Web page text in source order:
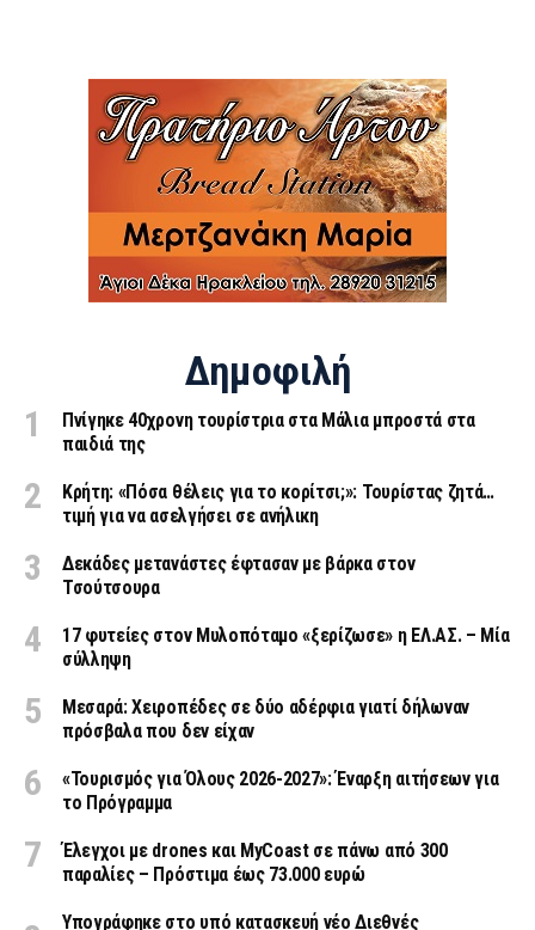
Δημοφιλή
Πνίγηκε 40χρονη τουρίστρια στα Μάλια μπροστά στα
παιδιά της
Κρήτη: «Πόσα θέλεις για το κορίτσι;»: Τουρίστας ζητά…
τιμή για να ασελγήσει σε ανήλικη
Δεκάδες μετανάστες έφτασαν με βάρκα στον
Τσούτσουρα
17 φυτείες στον Μυλοπόταμο «ξερίζωσε» η ΕΛ.ΑΣ. – Μία
σύλληψη
Μεσαρά: Χειροπέδες σε δύο αδέρφια γιατί δήλωναν
πρόσβαλα που δεν είχαν
«Τουρισμός για Όλους 2026-2027»: Έναρξη αιτήσεων για
το Πρόγραμμα
Έλεγχοι με drones και MyCoast σε πάνω από 300
παραλίες – Πρόστιμα έως 73.000 ευρώ
Υπογράφηκε στο υπό κατασκευή νέο Διεθνές